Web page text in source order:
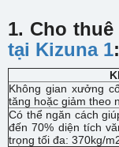
1. Cho thuê
tại Kizuna 1
Không gian xưởng
tăng hoặc giảm theo
Có thể ngăn cách
đến 70% diện tích
trọng tối đa: 370kg/